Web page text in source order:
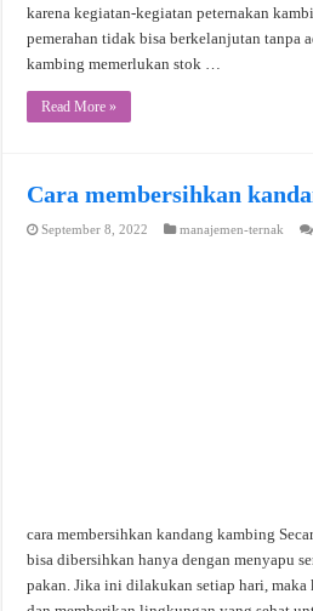
karena kegiatan-kegiatan peternakan
pemerahan tidak bisa berkelanjutan tanpa
kambing memerlukan stok …
Read More »
Cara membersihkan
September 8, 2022 manajemen-ternak
cara membersihkan kandang kambing
bisa dibersihkan hanya dengan menyapu
pakan. Jika ini dilakukan setiap hari, maka